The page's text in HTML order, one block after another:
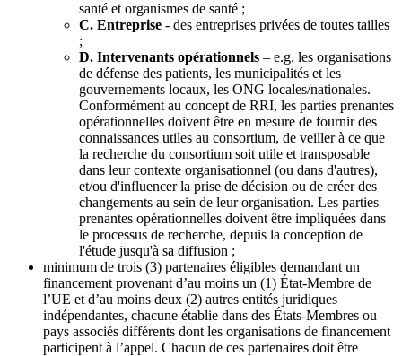
santé et organismes de santé ;
C. Entreprise - des entreprises privées de toutes tailles
;
D. Intervenants opérationnels – e.g. les organisations
de défense des patients, les municipalités et les
gouvernements locaux, les ONG locales/nationales.
Conformément au concept de RRI, les parties prenantes
opérationnelles doivent être en mesure de fournir des
connaissances utiles au consortium, de veiller à ce que
la recherche du consortium soit utile et transposable
dans leur contexte organisationnel (ou dans d'autres),
et/ou d'influencer la prise de décision ou de créer des
changements au sein de leur organisation. Les parties
prenantes opérationnelles doivent être impliquées dans
le processus de recherche, depuis la conception de
l'étude jusqu'à sa diffusion ;
minimum de trois (3) partenaires éligibles demandant un
financement provenant d’au moins un (1) État-Membre de
l’UE et d’au moins deux (2) autres entités juridiques
indépendantes, chacune établie dans des États-Membres ou
pays associés différents dont les organisations de financement
participent à l’appel. Chacun de ces partenaires doit être